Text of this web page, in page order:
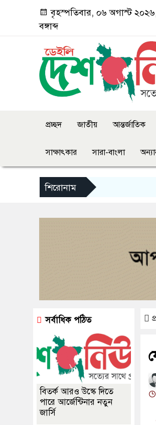
বৃহস্পতিবার, ০৬ অগাস্ট
বঙ্গাব্দ
প্রচ্ছদ জাতীয় আন্তর্জাতিক
সাক্ষাৎকার সারা-বাংলা
শিরোনাম
সর্বাধিক পঠিত
বিতর্ক আরও উস্কে দিতে
পারে আর্জেন্টিনার নতুন
জার্সি